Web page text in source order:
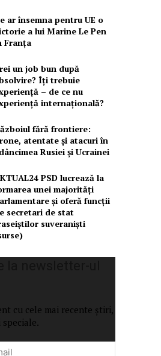
ar însemna pentru UE o
a lui Marine Le Pen
Franța
un job bun după
Îți trebuie
– de ce nu
internațională?
fără frontiere:
atentate și atacuri în
Rusiei și Ucrainei
PSD lucrează la
unei majorităţi
și oferă funcții
secretari de stat
suveraniști
cu cele mai recente știri,